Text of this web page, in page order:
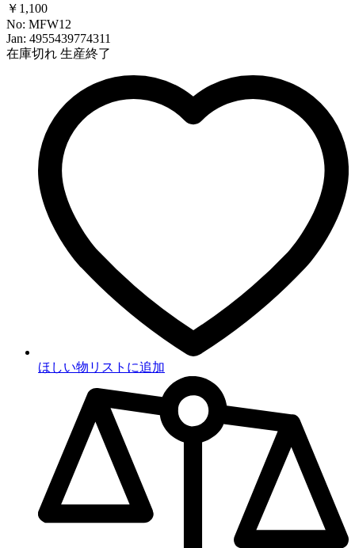
￥1,100
No: MFW12
Jan: 4955439774311
在庫切れ 生産終了
ほしい物リストに追加